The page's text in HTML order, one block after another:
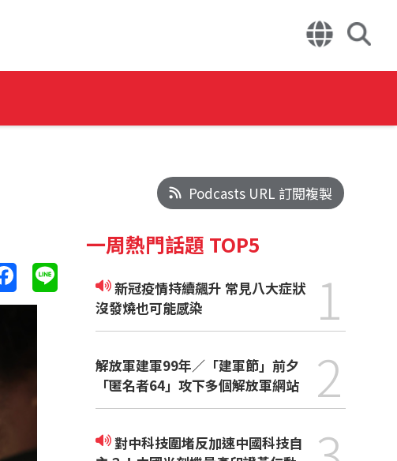
Podcasts URL 訂閱複製
一周熱門話題 TOP5
新冠疫情持續飆升 常見八大症狀
沒發燒也可能感染
1
解放軍建軍99年／「建軍節」前夕
「匿名者64」攻下多個解放軍網站
2
對中科技圍堵反加速中國科技自